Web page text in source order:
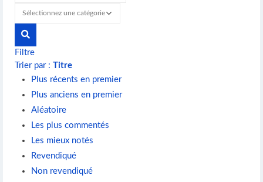
Filtre
Trier par : Titre
Plus récents en premier
Plus anciens en premier
Aléatoire
Les plus commentés
Les mieux notés
Revendiqué
Non revendiqué